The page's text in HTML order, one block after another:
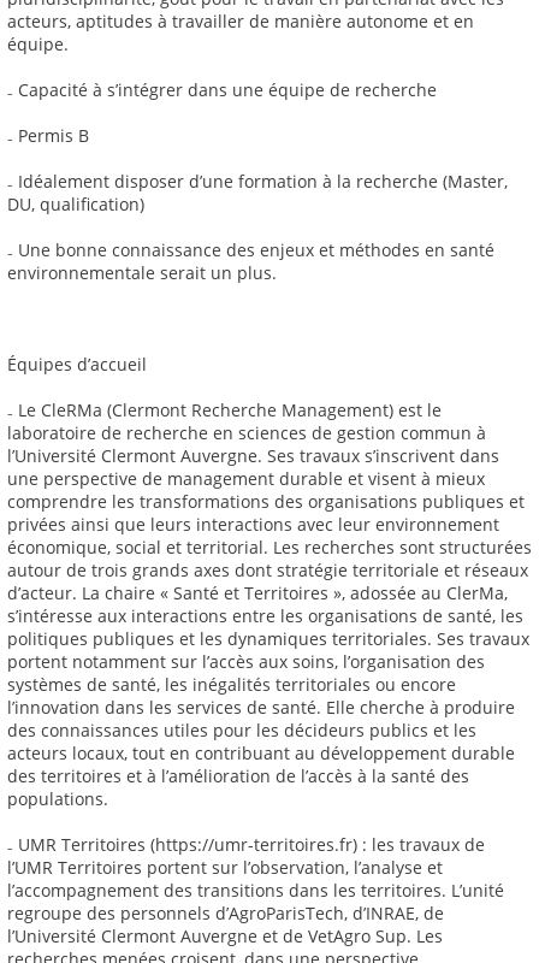
acteurs, aptitudes à travailler de manière autonome et en
équipe.
₋ Capacité à s’intégrer dans une équipe de recherche
₋ Permis B
₋ Idéalement disposer d’une formation à la recherche (Master,
DU, qualification)
₋ Une bonne connaissance des enjeux et méthodes en santé
environnementale serait un plus.
Équipes d’accueil
₋ Le CleRMa (Clermont Recherche Management) est le
laboratoire de recherche en sciences de gestion commun à
l’Université Clermont Auvergne. Ses travaux s’inscrivent dans
une perspective de management durable et visent à mieux
comprendre les transformations des organisations publiques et
privées ainsi que leurs interactions avec leur environnement
économique, social et territorial. Les recherches sont structurées
autour de trois grands axes dont stratégie territoriale et réseaux
d’acteur. La chaire « Santé et Territoires », adossée au ClerMa,
s’intéresse aux interactions entre les organisations de santé, les
politiques publiques et les dynamiques territoriales. Ses travaux
portent notamment sur l’accès aux soins, l’organisation des
systèmes de santé, les inégalités territoriales ou encore
l’innovation dans les services de santé. Elle cherche à produire
des connaissances utiles pour les décideurs publics et les
acteurs locaux, tout en contribuant au développement durable
des territoires et à l’amélioration de l’accès à la santé des
populations.
₋ UMR Territoires (https://umr-territoires.fr) : les travaux de
l’UMR Territoires portent sur l’observation, l’analyse et
l’accompagnement des transitions dans les territoires. L’unité
regroupe des personnels d’AgroParisTech, d’INRAE, de
l’Université Clermont Auvergne et de VetAgro Sup. Les